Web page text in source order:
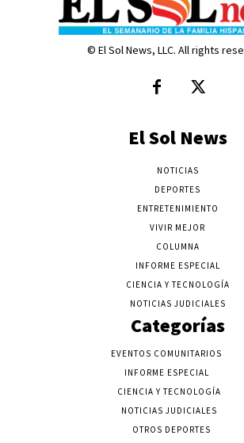
© El Sol News, LLC. All rights
El Sol News
NOTICIAS
DEPORTES
ENTRETENIMIENTO
VIVIR MEJOR
COLUMNA
INFORME ESPECIAL
CIENCIA Y TECNOLOGÍA
NOTICIAS JUDICIALES
Categorías
EVENTOS COMUNITARIOS
INFORME ESPECIAL
CIENCIA Y TECNOLOGÍA
NOTICIAS JUDICIALES
OTROS DEPORTES